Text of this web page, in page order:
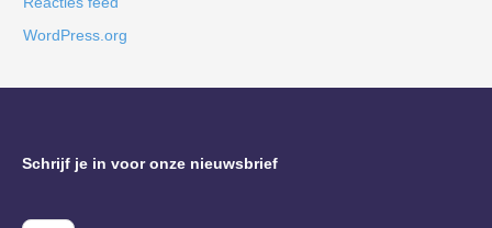
WordPress.org
Schrijf je in voor onze nieuwsbrief